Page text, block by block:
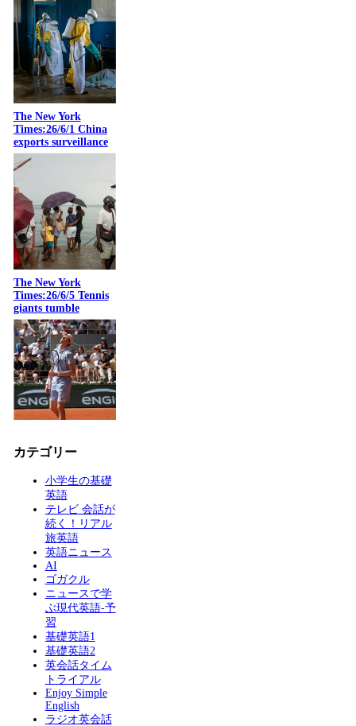
The New York
Times:26/6/1 China
exports surveillance
The New York
Times:26/6/5 Tennis
giants tumble
カテゴリー
小学生の基礎
英語
テレビ 会話が
続く！リアル
旅英語
英語ニュース
AI
ゴガクル
ニュースで学
ぶ現代英語-予
習
基礎英語1
基礎英語2
英会話タイム
トライアル
Enjoy Simple
English
ラジオ英会話